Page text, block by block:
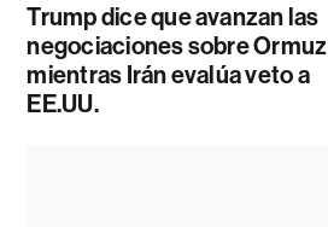
Trump dice que avanzan las
negociaciones sobre Ormuz
mientras Irán evalúa veto a
EE.UU.